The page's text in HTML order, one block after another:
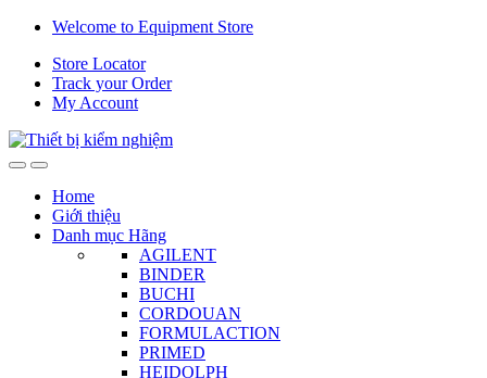
Skip
navigation
Skip
content
Welcome to Equipment Store
Store Locator
Track your Order
My Account
Home
Giới thiệu
Danh mục Hãng
AGILENT
BINDER
BUCHI
CORDOUAN
FORMULACTION
PRIMED
HEIDOLPH